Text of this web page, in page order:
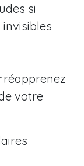
si
réapprenez
votre